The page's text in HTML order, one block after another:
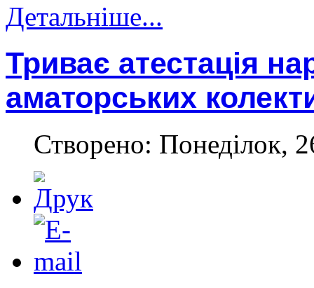
Детальніше...
Триває атестація
аматорських
Створено: Понеділок,